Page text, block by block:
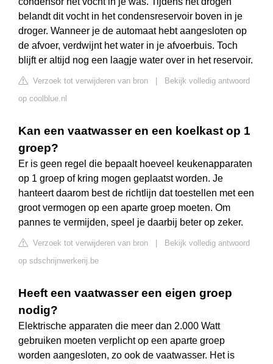
belandt dit vocht in het condensreservoir boven in je
droger. Wanneer je de automaat hebt aangesloten op
de afvoer, verdwijnt het water in je afvoerbuis. Toch
blijft er altijd nog een laagje water over in het reservoir.
Verzoek tot verwijderen van bron
Bekijk volledig antwoord
op coolblue.nl
Kan een vaatwasser en een koelkast op 1
groep?
Er is geen regel die bepaalt hoeveel keukenapparaten
op 1 groep of kring mogen geplaatst worden. Je
hanteert daarom best de richtlijn dat toestellen met een
groot vermogen op een aparte groep moeten. Om
pannes te vermijden, speel je daarbij beter op zeker.
Verzoek tot verwijderen van bron
Bekijk volledig antwoord
op sdschrijnwerkerij.be
Heeft een vaatwasser een eigen groep
nodig?
Elektrische apparaten die meer dan 2.000 Watt
gebruiken moeten verplicht op een aparte groep
worden aangesloten, zo ook de vaatwasser. Het is